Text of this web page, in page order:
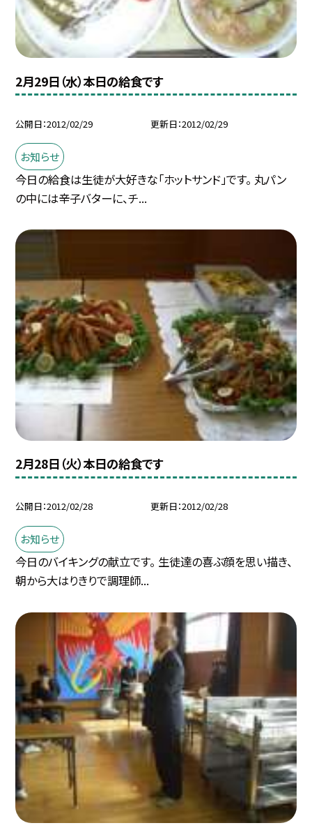
2月29日（水）本日の給食です
公開日 2012/02/29 更新日 2012/02/29
お知らせ
今日の給食は生徒が大好きな「ホットサンド」です。 丸パン
の中には辛子バターに、チ...
2月28日（火）本日の給食です
公開日 2012/02/28 更新日 2012/02/28
お知らせ
今日のバイキングの献立です。 生徒達の喜ぶ顔を思い描き、
朝から大はりきりで調理師...